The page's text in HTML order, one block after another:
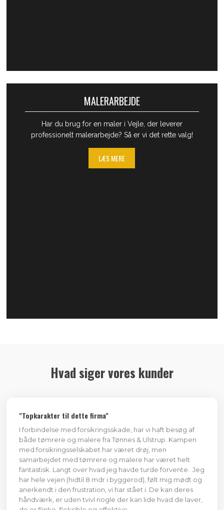
MALERARBEJDE
​Har du brug for en maler i Vejle, der leverer
professionelt malerarbejde? Så er​ vi det rette valg!
LÆS MERE
Hvad siger vores kunder
​"Topkarakter til dette firma"
I forbindelse med forsikringsskade, har vi haft besøg af
både tømrere og malere fra Tønnes & Ulstrup. Kampen
med forsikringsselskabet har været drøj, men
samarbejdet med tømrere og malere har været helt
fantastisk. Langt over hvad jeg havde turde forvente. Jeg
har hele vejen (hidtil 8 mdr i byggerod), følt mig mødt og
anerkendt i den frustration, vi har stået i. De kan deres
håndværk, er uden tvivl nogle der kan lide hvad de laver,